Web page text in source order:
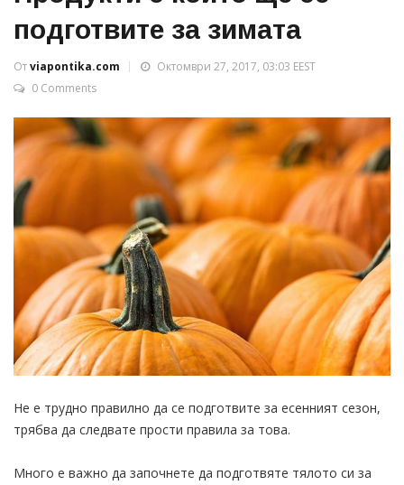
подготвите за зимата
Отviapontika.com
Октомври 27, 2017, 03:03 EEST
0 Comments
Не е трудно правилно да се подготвите за есенният сезон,
трябва да следвате прости правила за това.
Много е важно да започнете да подготвяте тялото си за